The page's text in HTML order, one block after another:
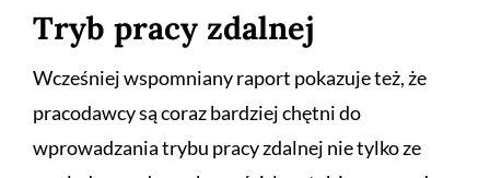
Tryb pracy zdalnej
Wcześniej wspomniany raport pokazuje też, że
pracodawcy są coraz bardziej chętni do
wprowadzania trybu pracy zdalnej nie tylko ze